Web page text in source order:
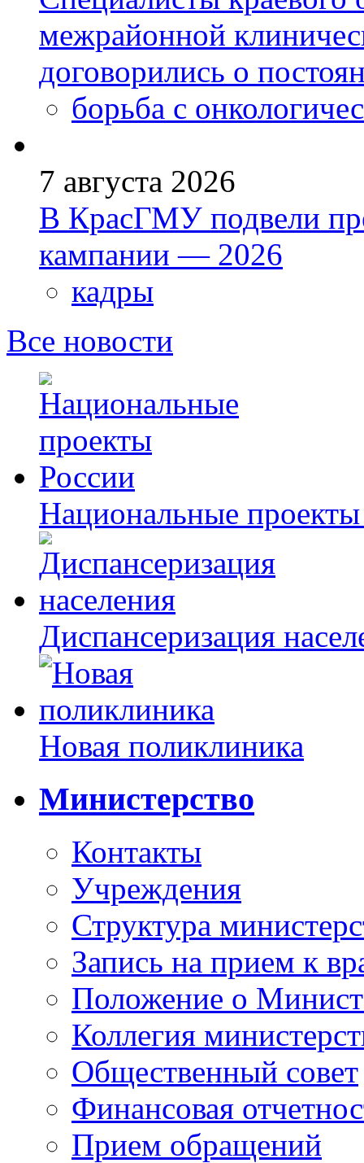
межрайонной
договорились о
борьба с
7 августа 2026
В КрасГМУ подвели
кампании — 2026
кадры
Все новости
Национальные
Диспансеризация
Новая поликлиника
Министерство
Контакты
Учреждения
Структура
Запись на прием к
Положение о
Коллегия
Общественный совет
Финансовая
Прием обращений